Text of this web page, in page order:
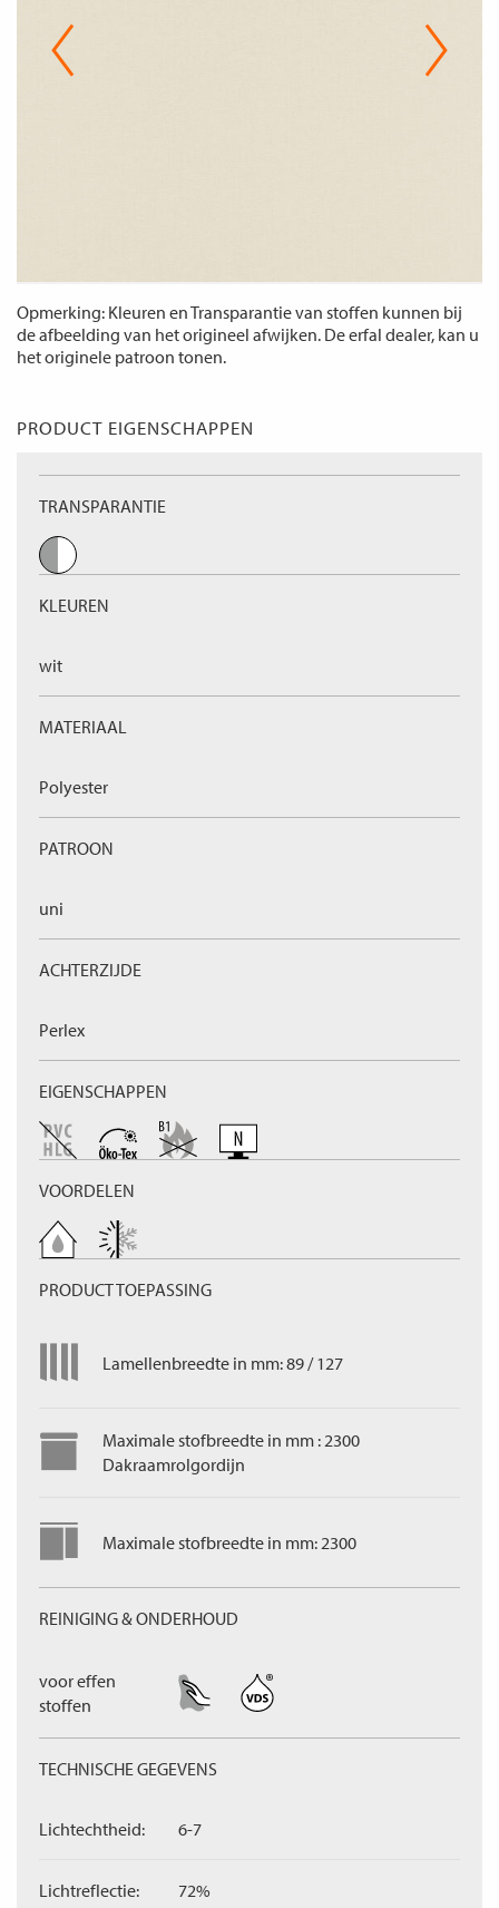
Opmerking: Kleuren en Transparantie van stoffen kunnen bij
de afbeelding van het origineel afwijken. De erfal dealer, kan u
het originele patroon tonen.
PRODUCT EIGENSCHAPPEN
TRANSPARANTIE
KLEUREN
wit
MATERIAAL
Polyester
PATROON
uni
ACHTERZIJDE
Perlex
EIGENSCHAPPEN
VOORDELEN
PRODUCT TOEPASSING
Lamellenbreedte in mm: 89 / 127
Maximale stofbreedte in mm : 2300
Dakraamrolgordijn
Maximale stofbreedte in mm: 2300
REINIGING & ONDERHOUD
voor effen
stoffen
TECHNISCHE GEGEVENS
Lichtechtheid: 6-7
Lichtreflectie: 72%